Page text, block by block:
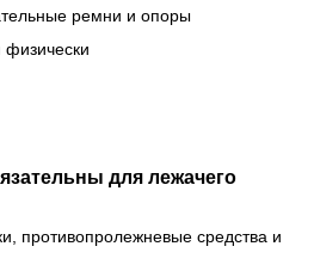
ремни и опоры
физически
для лежачего
противопролежневые средства и